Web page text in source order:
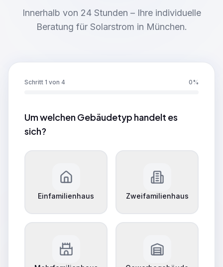
Innerhalb von 24 Stunden – Ihre individuelle
Beratung für Solarstrom in München.
Schritt 1 von 4 0%
Um welchen Gebäudetyp handelt es
sich?
Einfamilienhaus Zweifamilienhaus